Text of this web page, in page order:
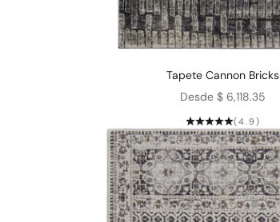
Tapete Cannon Bricks
Precio de oferta
Desde $ 6,118.35
(4.9)